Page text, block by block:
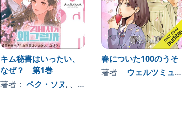
キム秘書はいったい、
なぜ？ 第1巻
著者：ペク・ソヌ, 、その他
春についた100のうそ
著者： ウェルツミュージック